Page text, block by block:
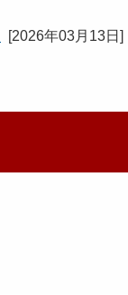
[2026年03月13日 ]